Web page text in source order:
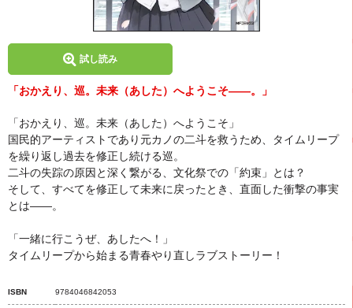
試し読み
「おかえり、巡。未来（あした）へようこそ――。」
「おかえり、巡。未来（あした）へようこそ」
国民的アーティストであり元カノの二斗を救うため、タイムリープ
を繰り返し過去を修正し続ける巡。
二斗の失踪の原因と深く繋がる、文化祭での「約束」とは？
そして、すべてを修正して未来に戻ったとき、直面した衝撃の事実
とは――。
「一緒に行こうぜ、あしたへ！」
タイムリープから始まる青春やり直しラブストーリー！
ISBN 9784046842053